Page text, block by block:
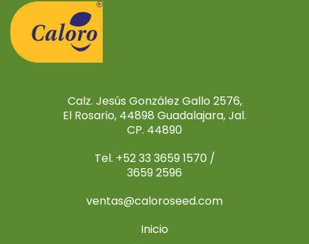
Calz. Jesús González Gallo 2576,
El Rosario, 44898 Guadalajara, Jal.
CP. 44890
Tel. +52 33 3659 1570 /
3659 2596
ventas@caloroseed.com
Inicio